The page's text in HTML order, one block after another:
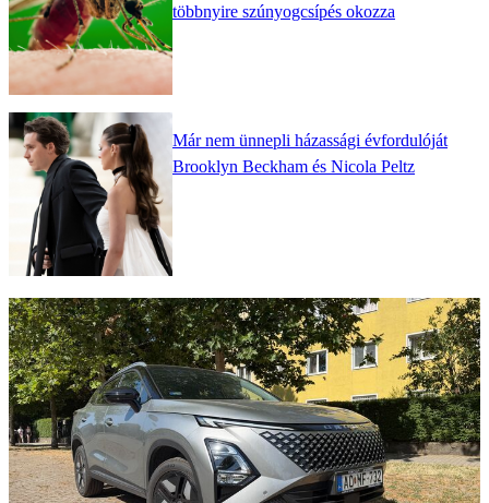
többnyire szúnyogcsípés okozza
Már nem ünnepli házassági évfordulóját
Brooklyn Beckham és Nicola Peltz